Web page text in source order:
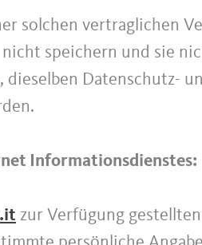
solchen vertraglichen
speichern und sie
Datenschutz-
Informationsdienstes:
zur Verfügung